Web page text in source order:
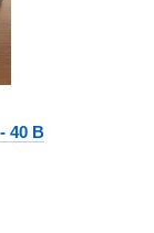
40 B